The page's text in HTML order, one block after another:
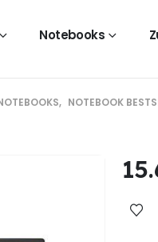
Notebooks
, NOTEBOOK